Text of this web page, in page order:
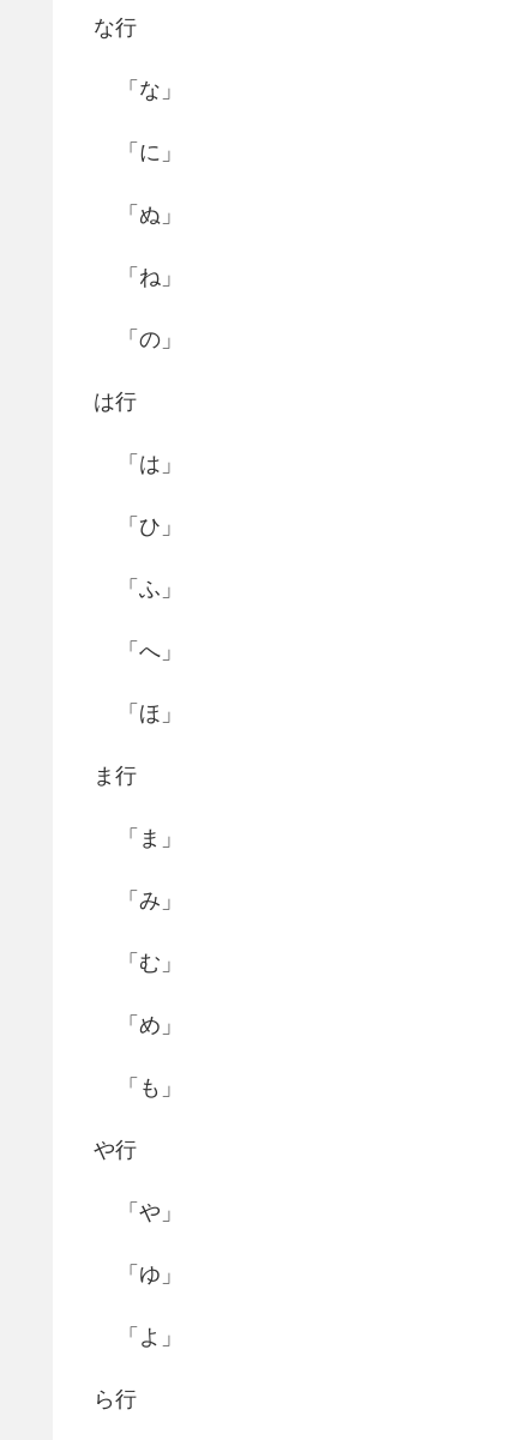
な行
「な」
「に」
「ぬ」
「ね」
「の」
は行
「は」
「ひ」
「ふ」
「へ」
「ほ」
ま行
「ま」
「み」
「む」
「め」
「も」
や行
「や」
「ゆ」
「よ」
ら行